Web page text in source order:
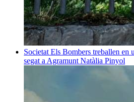
Societat Els Bombers treballen en
segat a Agramunt Natàlia Pinyol